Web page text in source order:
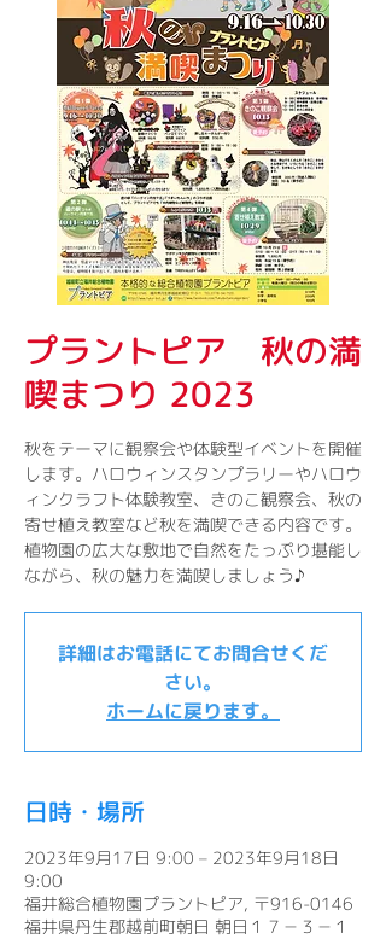
プラントピア 秋の満
喫まつり 2023
秋をテーマに観察会や体験型イベントを開催
します。ハロウィンスタンプラリーやハロウ
ィンクラフト体験教室、きのこ観察会、秋の
寄せ植え教室など秋を満喫できる内容です。
植物園の広大な敷地で自然をたっぷり堪能し
ながら、秋の魅力を満喫しましょう♪
詳細はお電話にてお問合せくだ
さい。
ホームに戻ります。
日時・場所
2023年9月17日 9:00 – 2023年9月18日
9:00
福井総合植物園プラントピア, 〒916-0146
福井県丹生郡越前町朝日 朝日１７－３－１